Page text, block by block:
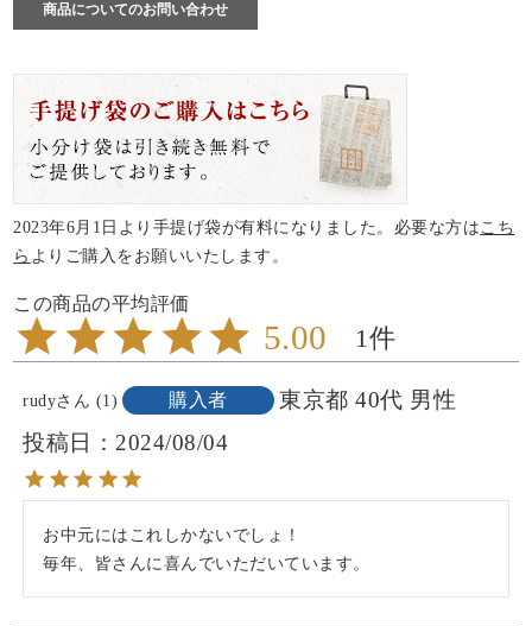
商品についてのお問い合わせ
2023年6月1日より手提げ袋が有料になりました。必要な方はこち
ら よりご購入をお願いいたします。
5.00 1
rudy 1 購入者 東京都 40代 男性
投稿日
2024/08/04
お中元にはこれしかないでしょ！
毎年、皆さんに喜んでいただいています。